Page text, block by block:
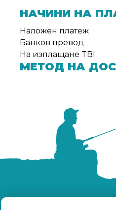
НАЧИНИ НА
Наложен платеж
Банков превод
На изплащане TBI
МЕТОД НА